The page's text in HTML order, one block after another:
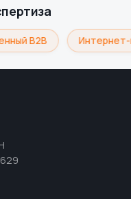
B2B Интернет-